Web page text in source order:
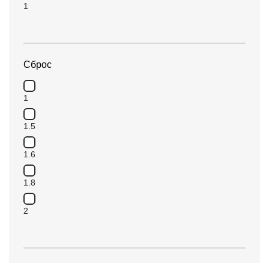
1
Сброс
1
1.5
1.6
1.8
2